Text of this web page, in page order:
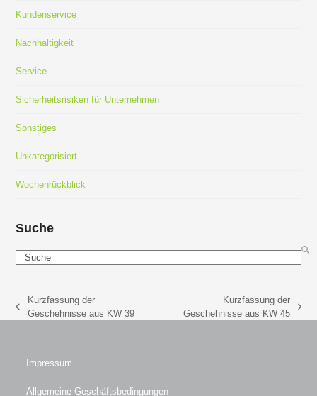
Kundenservice
Nachhaltigkeit
Service
Sicherheitsrisiken für Unternehmen
Sonstiges
Unkategorisiert
Wochenrückblick
Suche
Search
vorheriger
Kurzfassung der
Geschehnisse aus KW 39
Nächster
Kurzfassung der
Geschehnisse aus KW 45
Impressum
Allgemeine Geschäftsbedingungen